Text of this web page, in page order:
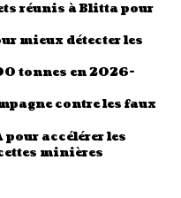
réunis à Blitta pour
mieux détecter les
tonnes en 2026-
contre les faux
accélérer les
minières